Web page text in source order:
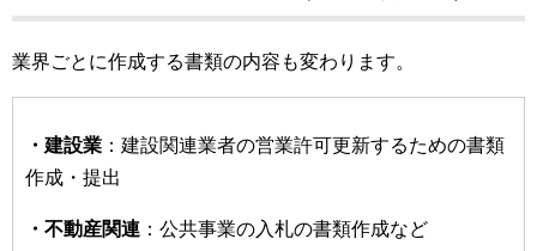
業界ごとに作成する書類の内容も変わります。
・建設業 ：建設関連業者の営業許可更新するための書類
作成・提出
・不動産関連 ：公共事業の入札の書類作成など